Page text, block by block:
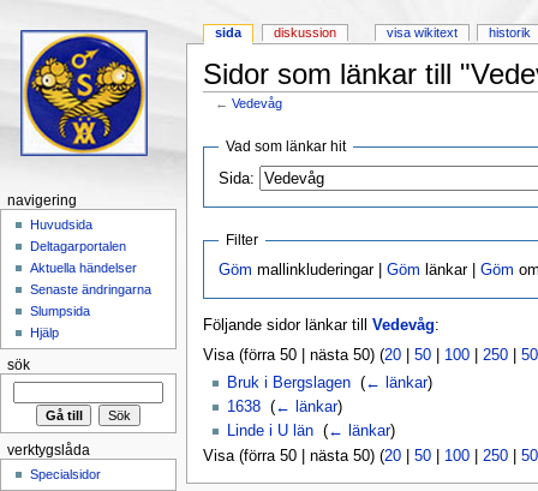
Sidor som länkar till
←Vedevåg
Vad som länkar hit
Sida:
Filter
Göm mallinkluderingar |Göm länkar |Göm
Följande sidor länkar till Vedevåg:
Visa (förra 50 | nästa 50) (20| 50| 100| 250|
Bruk i Bergslagen‎ (← länkar)
1638‎ (← länkar)
Linde i U län‎ (← länkar)
Visa (förra 50 | nästa 50) (20| 50| 100| 250|
sida diskussion visa wikitext historik
navigering
Huvudsida
Deltagarportalen
Aktuella händelser
Senaste ändringarna
Slumpsida
Hjälp
sök
verktygslåda
Specialsidor